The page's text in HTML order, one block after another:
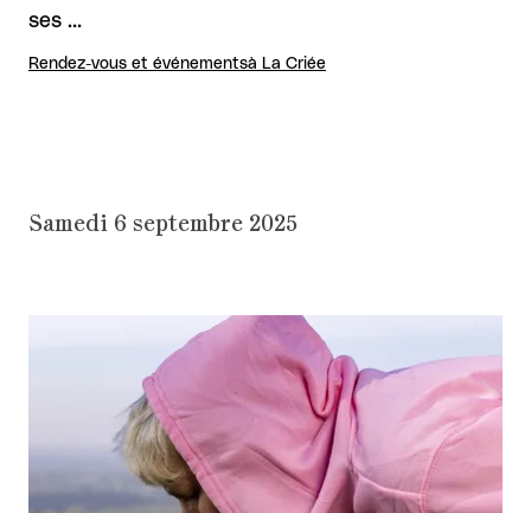
ses …
Rendez-vous et événementsà La Criée
Samedi 6 septembre 2025